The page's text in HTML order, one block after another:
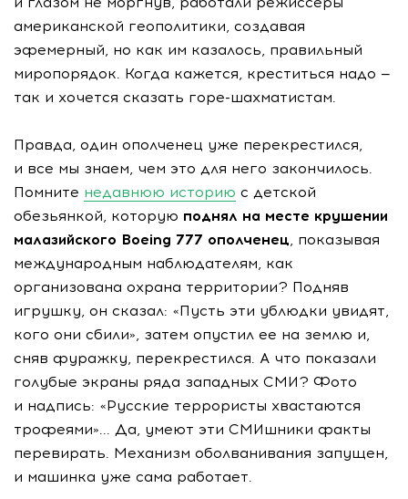
американской геополитики, создавая
эфемерный, но как им казалось, правильный
миропорядок. Когда кажется, креститься надо —
так и хочется сказать горе-шахматистам.
Правда, один ополченец уже перекрестился,
и все мы знаем, чем это для него закончилось.
Помните недавнюю историю с детской
обезьянкой, которую поднял на месте крушении
малазийского Boeing 777 ополченец, показывая
международным наблюдателям, как
организована охрана территории? Подняв
игрушку, он сказал: «Пусть эти ублюдки увидят,
кого они сбили», затем опустил ее на землю и,
сняв фуражку, перекрестился. А что показали
голубые экраны ряда западных СМИ? Фото
и надпись: «Русские террористы хвастаются
трофеями»... Да, умеют эти СМИшники факты
перевирать. Механизм оболванивания запущен,
и машинка уже сама работает.